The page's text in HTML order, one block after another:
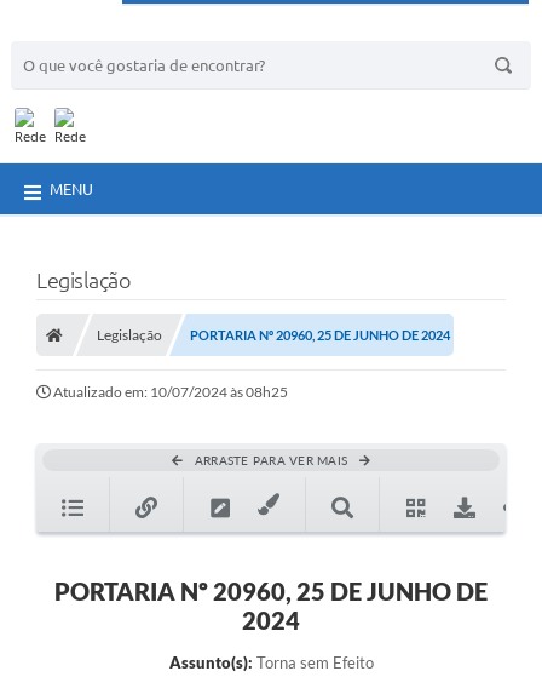
MENU
Legislação
Legislação PORTARIA Nº 20960, 25 DE JUNHO DE 2024
Atualizado em: 10/07/2024 às 08h25
ARRASTE PARA VER MAIS
PORTARIA Nº 20960, 25 DE JUNHO DE
2024
Assunto(s): Torna sem Efeito